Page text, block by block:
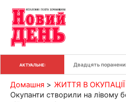
вмісту
АКТУАЛЬНЕ: Двадцять
Домашня
ЖИТТЯ В ОКУПАЦІЇ
Окупанти створили на лівому